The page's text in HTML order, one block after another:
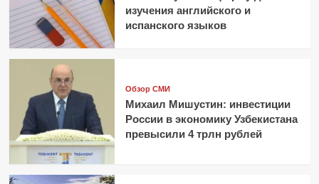
изучения английского и
испанского языков
Обзор СМИ
Михаил Мишустин: инвестиции
России в экономику Узбекистана
превысили 4 трлн рублей